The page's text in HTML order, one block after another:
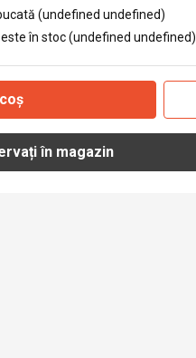
(undefined undefined)
este în stoc (undefined undefined)
în magazin